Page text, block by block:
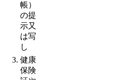
帳）
の提
示又
は写
し
健康
保険